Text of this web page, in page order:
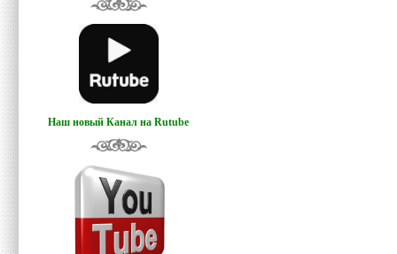
Наш новый Канал на Rutube